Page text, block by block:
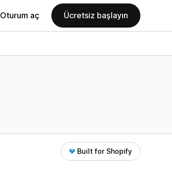
Oturum aç Ücretsiz başlayın
Built for Shopify